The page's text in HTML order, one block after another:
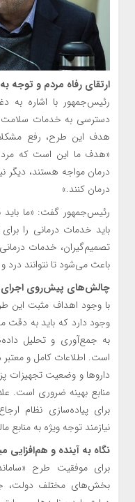
ارتقای رفاه مردم و توجه
رئیس‌جمهور با اشاره به
دسترسی به خدمات سلامت
هدف این طرح، رفع
«هدف ما این است که
درمان مواجه هستند، دیگر
درمان کنند.»
رئیس‌جمهور گفت: «ما باید
باید خدمات درمانی را
تصمیم‌گیران، خدمات
باعث می‌شود تا نتوانند
چالش‌های پیش‌روی
با وجود اهداف مثبت این
وجود دارد که باید به دقت
به جمع‌آوری و تحلیل
است. اطلاعات کامل و
داروها و وضعیت تجهیزات
منابع بهینه ضروری است.
برای پیاده‌سازی نظام
نیازمند توجه ویژه به منابع
نگاه به آینده و
برای موفقیت طرح
بخش‌های مختلف دولت،